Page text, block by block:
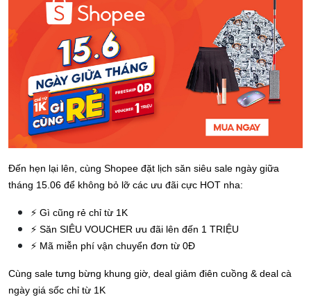
Đến hẹn lại lên, cùng Shopee đặt lịch săn siêu sale ngày giữa
tháng 15.06 để không bỏ lỡ các ưu đãi cực HOT nha:
⚡ Gì cũng rẻ chỉ từ 1K
⚡ Săn SIÊU VOUCHER ưu đãi lên đến 1 TRIỆU
⚡ Mã miễn phí vận chuyển đơn từ 0Đ
Cùng sale tưng bừng khung giờ, deal giảm điên cuồng & deal cà
ngày giá sốc chỉ từ 1K